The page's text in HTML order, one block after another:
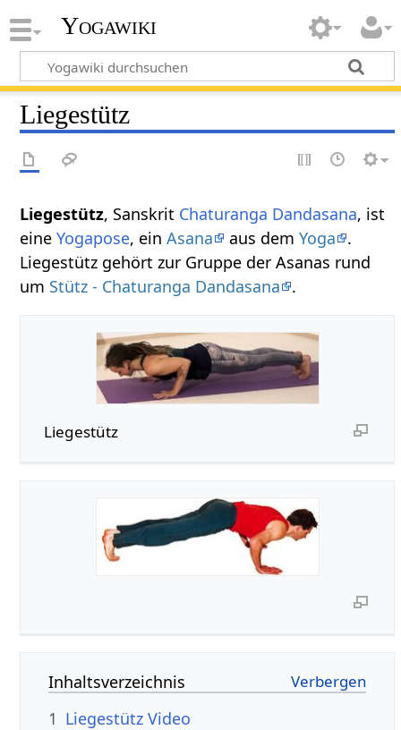
Yogawiki
Liegestütz
Liegestütz, Sanskrit Chaturanga Dandasana, ist
eineYogapose, einAsana aus demYoga
.
Liegestütz gehört zur Gruppe der Asanas rund
um Stütz - Chaturanga Dandasana .
Liegestütz
Inhaltsverzeichnis
1 Liegestütz Video